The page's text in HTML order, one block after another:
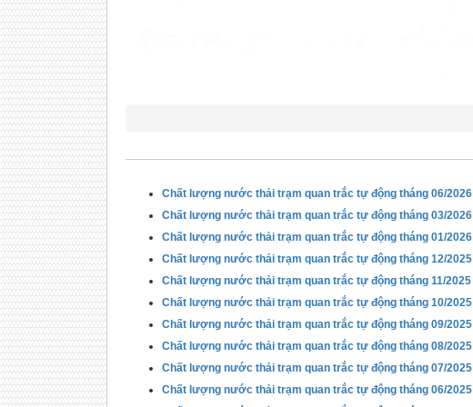
Chất lượng nước thải trạm quan trắc tự động tháng 06/2026
Chất lượng nước thải trạm quan trắc tự động tháng 03/2026
Chất lượng nước thải trạm quan trắc tự động tháng 01/2026
Chất lượng nước thải trạm quan trắc tự động tháng 12/2025
Chất lượng nước thải trạm quan trắc tự động tháng 11/2025
Chất lượng nước thải trạm quan trắc tự động tháng 10/2025
Chất lượng nước thải trạm quan trắc tự động tháng 09/2025
Chất lượng nước thải trạm quan trắc tự động tháng 08/2025
Chất lượng nước thải trạm quan trắc tự động tháng 07/2025
Chất lượng nước thải trạm quan trắc tự động tháng 06/2025